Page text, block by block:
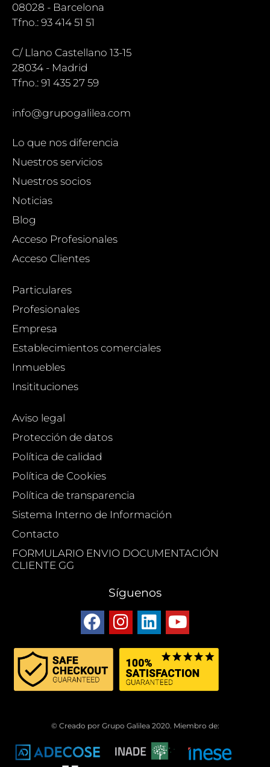
08028 - Barcelona
Tfno.: 93 414 51 51
C/ Llano Castellano 13-15
28034 - Madrid
Tfno.: 91 435 27 59
info@grupogalilea.com
Lo que nos diferencia
Nuestros servicios
Nuestros socios
Noticias
Blog
Acceso Profesionales
Acceso Clientes
Particulares
Profesionales
Empresa
Establecimientos comerciales
Inmuebles
Insitituciones
Aviso legal
Protección de datos
Política de calidad
Política de Cookies
Política de transparencia
Sistema Interno de Información
Contacto
FORMULARIO ENVIO DOCUMENTACIÓN
CLIENTE GG
Síguenos
© Creado por Grupo Galilea 2020. Miembro de: